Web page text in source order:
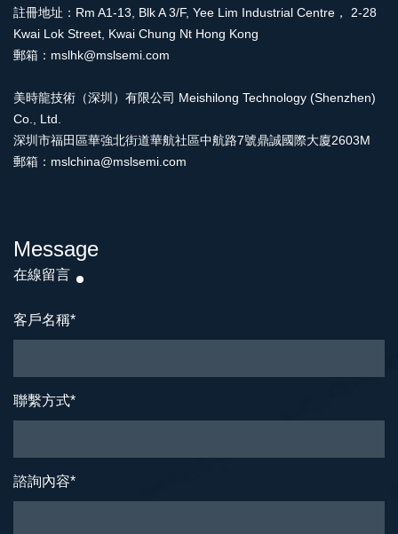
註冊地址：Rm A1-13, Blk A 3/F, Yee Lim Industrial Centre， 2-28
Kwai Lok Street, Kwai Chung Nt Hong Kong
郵箱：mslhk@mslsemi.com
美時龍技術（深圳）有限公司 Meishilong Technology (Shenzhen)
Co., Ltd.
深圳市福田區華強北街道華航社區中航路7號鼎誠國際大廈2603M
郵箱：mslchina@mslsemi.com
Message
在線留言
客戶名稱*
聯繫方式*
諮詢內容*